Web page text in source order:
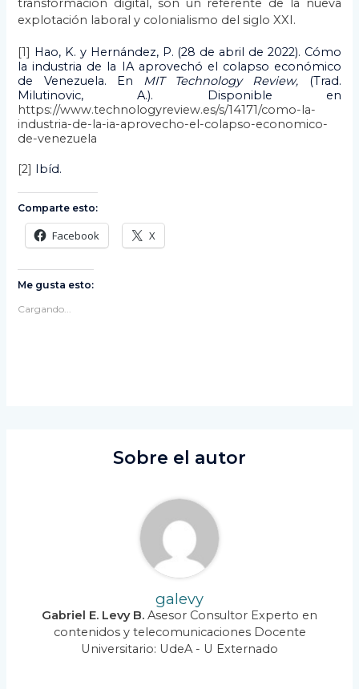
transformación digital, son un referente de la nueva
explotación laboral y colonialismo del siglo XXI.
[1] Hao, K. y Hernández, P. (28 de abril de 2022). Cómo
la industria de la IA aprovechó el colapso económico
de Venezuela. En MIT Technology Review, (Trad.
Milutinovic, A.). Disponible en
https://www.technologyreview.es/s/14171/como-la-
industria-de-la-ia-aprovecho-el-colapso-economico-
de-venezuela
[2] Ibíd.
Comparte esto:
Facebook X
Me gusta esto:
Cargando...
Sobre el autor
galevy
Gabriel E. Levy B. Asesor Consultor Experto en
contenidos y telecomunicaciones Docente
Universitario: UdeA - U Externado